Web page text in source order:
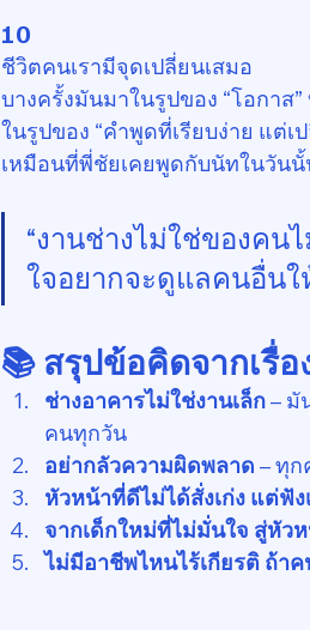
10
ชีวิตคนเรามีจุดเปลี่ยนเสมอ
บางครั้งมันมาในรูปของ “โอกาส
ในรูปของ “คำพูดที่เรียบง่าย แต่เ
เหมือนที่พี่ชัยเคยพูดกับนัทในวัน
“งานช่างไม่ใช่ของค
ใจอยากจะดูแลคนอื่น
📚 สรุปข้อคิดจากเรื่
ช่างอาคารไม่ใช่งานเล็ก – มั
คนทุกวัน
อย่ากลัวความผิดพลาด – ทุ
หัวหน้าที่ดีไม่ได้สั่งเก่ง แต่ฟั
จากเด็กใหม่ที่ไม่มั่นใจ สู่หัว
ไม่มีอาชีพไหนไร้เกียรติ ถ้า